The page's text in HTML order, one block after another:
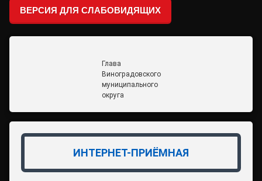
ВЕРСИЯ ДЛЯ СЛАБОВИДЯЩИХ
Глава
Виноградовского
муниципального
округа
ИНТЕРНЕТ-ПРИЁМНАЯ